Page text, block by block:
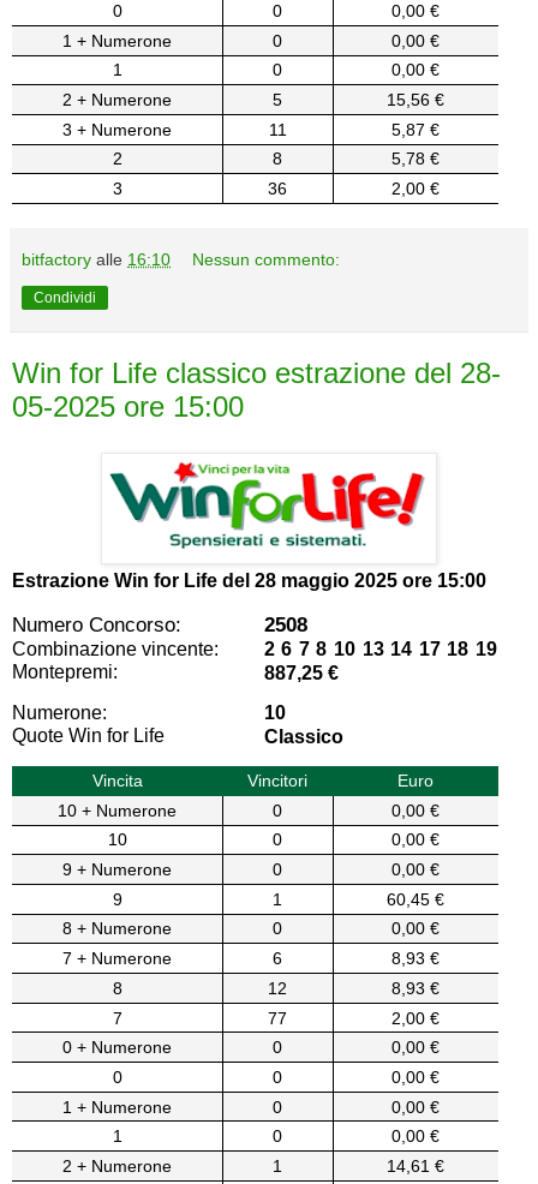
0
0
0,00 €
1 + Numerone
0
0,00 €
1
0
0,00 €
2 + Numerone
5
15,56 €
3 + Numerone
11
5,87 €
2
8
5,78 €
3
36 2,00 €
bitfactory alle 16:10 Nessun commento:
Condividi
Win for Life classico estrazione del 28-
05-2025 ore 15:00
Estrazione Win for Life del 28 maggio 2025 ore 15:00
Numero Concorso: 2508
Combinazione vincente:
2 6 7 8 10 13 14 17 18 19
Montepremi:
887,25 €
Numerone:
10
Quote Win for Life
Classico
Vincita Vincitori
Euro
10 + Numerone
0
0,00 €
10
0
0,00 €
9 + Numerone
0
0,00 €
9
1
60,45 €
8 + Numerone
0
0,00 €
7 + Numerone
6
8,93 €
8
12
8,93 €
7
77
2,00 €
0 + Numerone
0
0,00 €
0
0
0,00 €
1 + Numerone
0
0,00 €
1
0
0,00 €
2 + Numerone
1
14,61 €